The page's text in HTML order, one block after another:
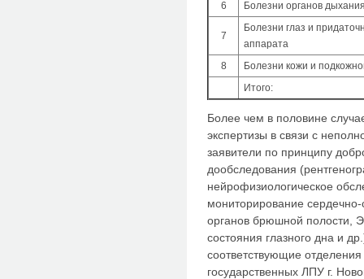
6 Болезни органов
7
Болезни глаз и
аппарата
8
Болезни кожи и
Итого:
Более чем в половине
экспертизы в связи с
за­явители по принципу
дообследования
нейрофизиологическое
мониторирование
органов брюшной полости,
состояния глазного дна и
соответствующие
государственных ЛПУ г.